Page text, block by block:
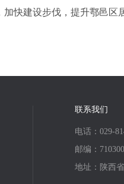
快建设步伐，提升鄠邑区
联系我们
电话：029-
邮编：710300
地址：陕西